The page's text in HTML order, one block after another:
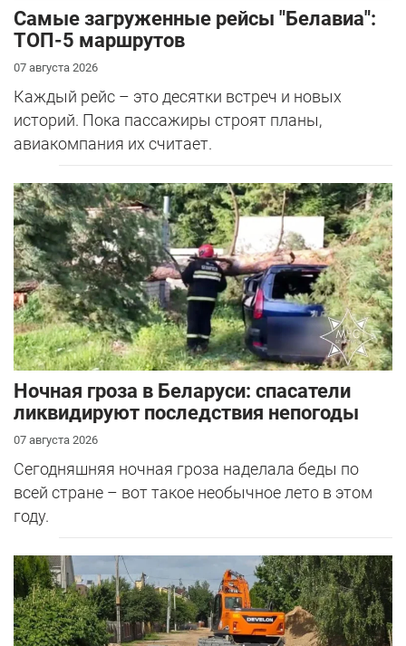
Самые загруженные рейсы "Белавиа":
ТОП-5 маршрутов
07 августа 2026
Каждый рейс – это десятки встреч и новых
историй. Пока пассажиры строят планы,
авиакомпания их считает.
Ночная гроза в Беларуси: спасатели
ликвидируют последствия непогоды
07 августа 2026
Сегодняшняя ночная гроза наделала беды по
всей стране – вот такое необычное лето в этом
году.